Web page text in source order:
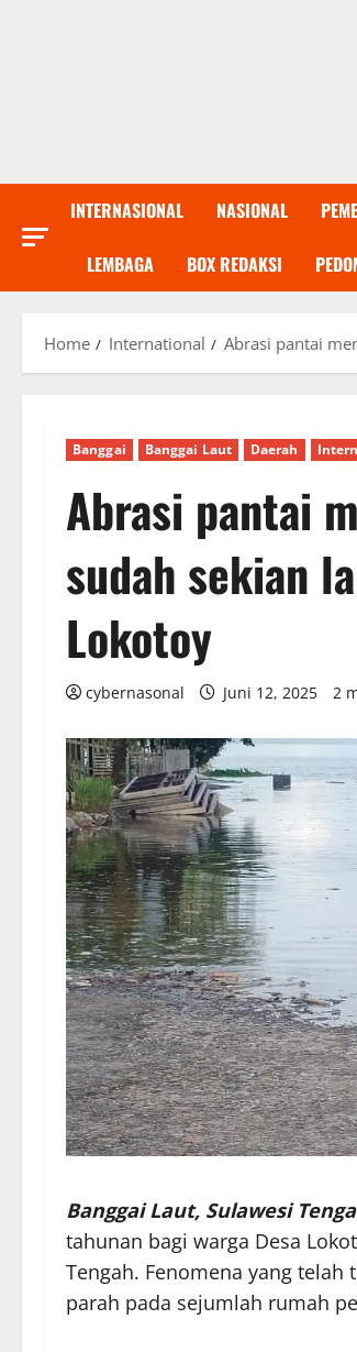
INTERNASIONAL NASIONAL
LEMBAGA BOX REDAKSI
Home International Abrasi pantai
Banggai Banggai Laut Daerah
Abrasi pantai
sudah sekian
Lokotoy
cybernasonal Juni 12, 2025 2
Banggai Laut, Sulawesi
tahunan bagi warga Desa
Tengah. Fenomena yang
parah pada sejumlah rumah